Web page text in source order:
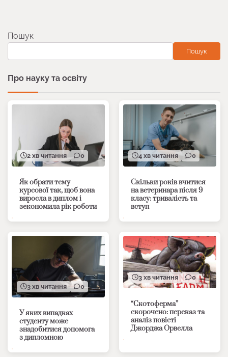
Пошук
Пошук
Про науку та освіту
2 хв читання 0
Як обрати тему
курсової так, щоб вона
виросла в диплом і
зекономила рік роботи
4 хв читання 0
Скільки років вчитися
на ветеринара після 9
класу: тривалість та
вступ
3 хв читання 0
У яких випадках
студенту може
знадобитися допомога
з дипломною
3 хв читання 0
“Скотоферма”
скорочено: переказ та
аналіз повісті
Джорджа Орвелла